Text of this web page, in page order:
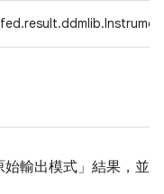
輸出模式」結果，並